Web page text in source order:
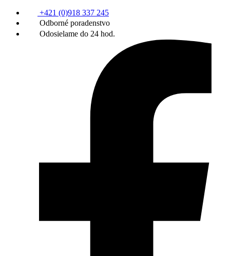
+421 (0)918 337 245
Odborné poradenstvo
Odosielame do 24 hod.